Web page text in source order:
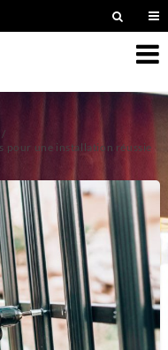
pour une installation réussie